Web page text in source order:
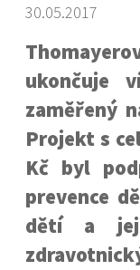
30.05.2017
ukončuje
zaměřený
Projekt s
Kč byl
prevence
dětí a